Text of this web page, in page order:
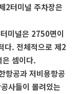
2터미널 주차장은
미널은 2750면이
다. 전체적으로 제2
셈이다.
항공과 저비용항공
사들이 몰려있는